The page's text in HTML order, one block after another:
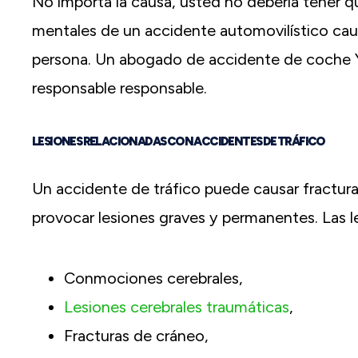
mentales de un accidente automovilístico
persona. Un abogado de accidente de
responsable responsable.
LESIONES RELACIONADAS CON ACCIDENTES DE TRÁFICO
Un accidente de tráfico puede causar
provocar lesiones graves y permanentes.
Conmociones cerebrales,
Lesiones cerebrales traumáticas,
Fracturas de cráneo,